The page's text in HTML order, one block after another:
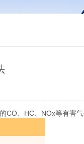
、HC、NOx等有害